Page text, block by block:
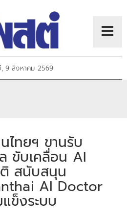
9 สิงหาคม 2569
ทยฯ ขานรับ
ขับเคลื่อน AI
สนับสนุน
AI Doctor
ข็งระบบ